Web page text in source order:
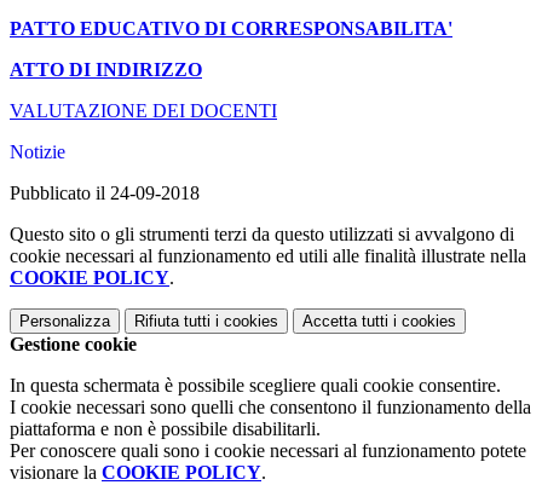
PATTO EDUCATIVO DI CORRESPONSABILITA'
ATTO DI INDIRIZZO
VALUTAZIONE DEI DOCENTI
Notizie
Pubblicato il 24-09-2018
Questo sito o gli strumenti terzi da questo utilizzati si avvalgono di
cookie necessari al funzionamento ed utili alle finalità illustrate nella
COOKIE POLICY.
Personalizza Rifiuta tutti i cookies Accetta tutti i cookies
Gestione cookie
In questa schermata è possibile scegliere quali cookie consentire.
I cookie necessari sono quelli che consentono il funzionamento della
piattaforma e non è possibile disabilitarli.
Per conoscere quali sono i cookie necessari al funzionamento potete
visionare la COOKIE POLICY.